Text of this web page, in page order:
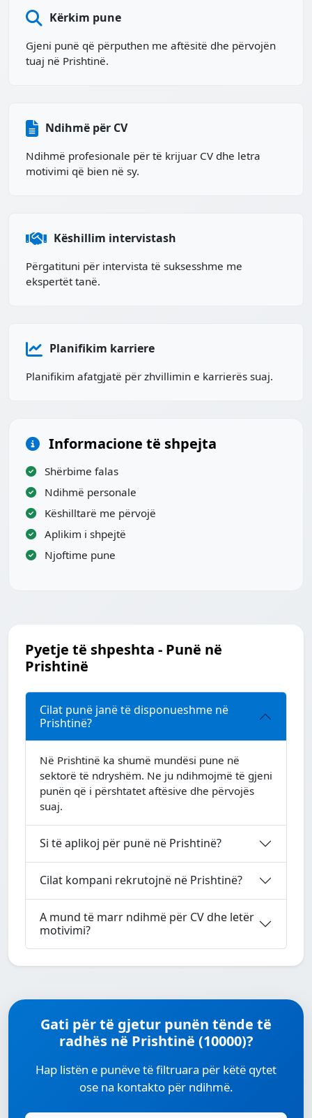
Kërkim pune
Gjeni punë që përputhen me aftësitë dhe përvojën
tuaj në Prishtinë.
Ndihmë për CV
Ndihmë profesionale për të krijuar CV dhe letra
motivimi që bien në sy.
Këshillim intervistash
Përgatituni për intervista të suksesshme me
ekspertët tanë.
Planifikim karriere
Planifikim afatgjatë për zhvillimin e karrierës suaj.
Informacione të shpejta
Shërbime falas
Ndihmë personale
Këshilltarë me përvojë
Aplikim i shpejtë
Njoftime pune
Pyetje të shpeshta - Punë në
Prishtinë
Cilat punë janë të disponueshme në
Prishtinë?
Në Prishtinë ka shumë mundësi pune në
sektorë të ndryshëm. Ne ju ndihmojmë të gjeni
punën që i përshtatet aftësive dhe përvojës
suaj.
Si të aplikoj për punë në Prishtinë?
Cilat kompani rekrutojnë në Prishtinë?
A mund të marr ndihmë për CV dhe letër
motivimi?
Gati për të gjetur punën tënde të
radhës në Prishtinë (10000)?
Hap listën e punëve të filtruara për këtë qytet
ose na kontakto për ndihmë.